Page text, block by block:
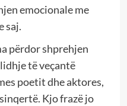
emocionale me
saj.
përdor shprehjen
të veçantë
poetit dhe aktores,
Kjo frazë jo